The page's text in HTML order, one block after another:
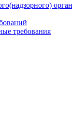
требования